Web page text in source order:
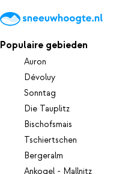
Populaire gebieden
Auron
Dévoluy
Sonntag
Die Tauplitz
Bischofsmais
Tschiertschen
Bergeralm
Ankogel - Mallnitz